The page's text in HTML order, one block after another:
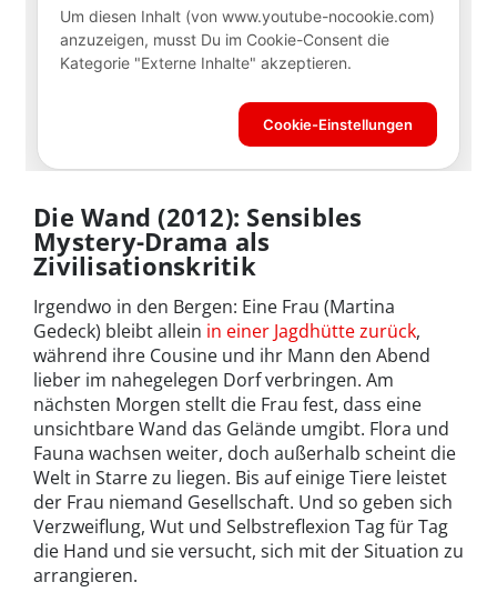
Die Wand (2012): Sensibles
Mystery-Drama als
Zivilisationskritik
Irgendwo in den Bergen: Eine Frau (Martina
Gedeck) bleibt allein in einer Jagdhütte zurück,
während ihre Cousine und ihr Mann den Abend
lieber im nahegelegen Dorf verbringen. Am
nächsten Morgen stellt die Frau fest, dass eine
unsichtbare Wand das Gelände umgibt. Flora und
Fauna wachsen weiter, doch außerhalb scheint die
Welt in Starre zu liegen. Bis auf einige Tiere leistet
der Frau niemand Gesellschaft. Und so geben sich
Verzweiflung, Wut und Selbstreflexion Tag für Tag
die Hand und sie versucht, sich mit der Situation zu
arrangieren.